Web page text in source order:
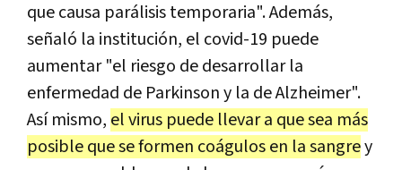
que causa parálisis temporaria". Además,
señaló la institución, el covid-19 puede
aumentar "el riesgo de desarrollar la
enfermedad de Parkinson y la de Alzheimer".
Así mismo, el virus puede llevar a que sea más
posible que se formen coágulos en la sangrey